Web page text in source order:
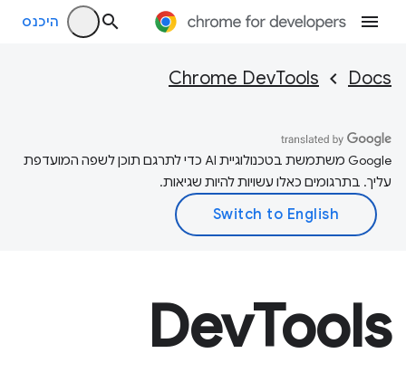
היכנס
Docs
Chrome DevTools
‫Google משתמשת בטכנולוגיית AI כדי לתרגם תוכן לשפה המועדפת
עליך. בתרגומים כאלו עשויות להיות שגיאות.
DevTools